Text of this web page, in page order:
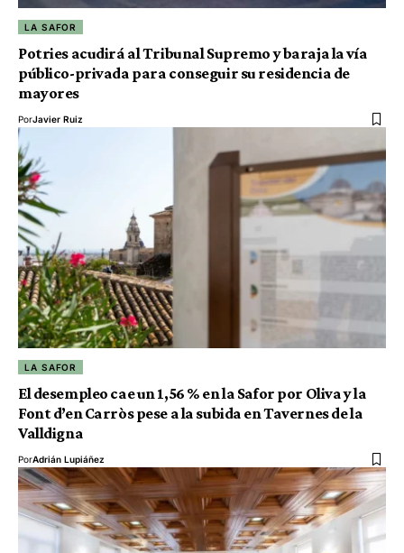
LA SAFOR
Potries acudirá al Tribunal Supremo y baraja la vía
público-privada para conseguir su residencia de
mayores
PorJavier Ruiz
LA SAFOR
El desempleo cae un 1,56 % en la Safor por Oliva y la
Font d’en Carròs pese a la subida en Tavernes de la
Valldigna
PorAdrián Lupiáñez